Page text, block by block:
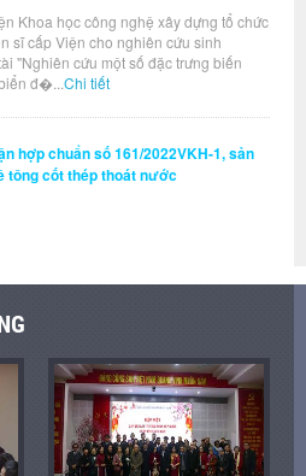
Khoa học công nghệ xây dựng tổ chức
sĩ cấp Viện cho nghiên cứu sinh
"Nghiên cứu một số đặc trưng biến
đ�... Chi tiết
hợp chuẩn số 161/2022VKH-1, sản
tông cốt thép thoát nước